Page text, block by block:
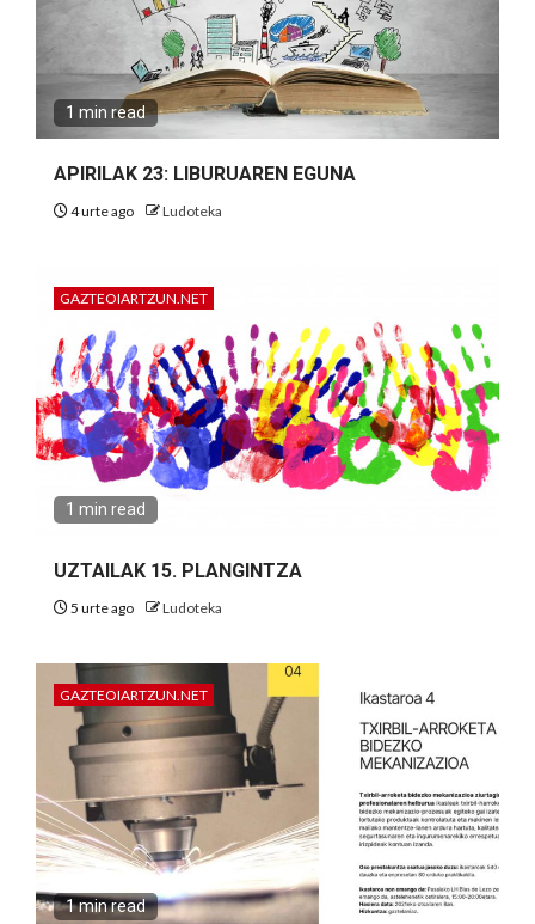
1 min read
APIRILAK 23: LIBURUAREN EGUNA
4 urte ago Ludoteka
GAZTEOIARTZUN.NET
1 min read
UZTAILAK 15. PLANGINTZA
5 urte ago Ludoteka
GAZTEOIARTZUN.NET
1 min read